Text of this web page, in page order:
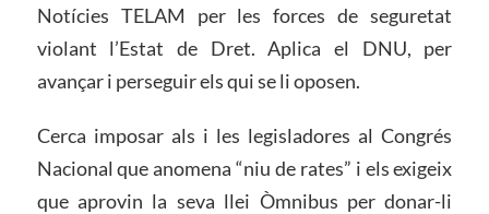
Notícies TELAM per les forces de seguretat
violant l’Estat de Dret. Aplica el DNU, per
avançar i perseguir els qui se li oposen.
Cerca imposar als i les legisladores al Congrés
Nacional que anomena “niu de rates” i els exigeix
que aprovin la seva llei Òmnibus per donar-li